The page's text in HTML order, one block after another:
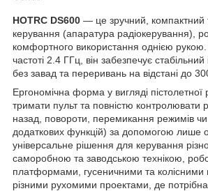
HOTRC DS600 — це зручний, компактний
керування (апаратура радіокерування),
комфортного використання однією рукою.
частоті 2.4 ГГц, він забезпечує стабільний
без завад та переривань на відстані до
Ергономічна форма у вигляді пістолетної
тримати пульт та повністю контролювати
назад, повороти, перемикання режимів чи
додаткових функцій) за допомогою лише
універсальне рішення для керування
саморобною та заводською технікою,
платформами, гусеничними та колісними
різними рухомими проектами, де потрібна